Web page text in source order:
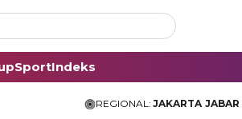
SportIndeks
REGIONAL: JAKARTA JABAR